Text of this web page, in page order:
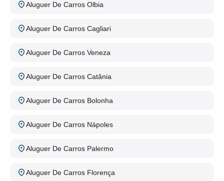
Aluguer De Carros Olbia
Aluguer De Carros Cagliari
Aluguer De Carros Veneza
Aluguer De Carros Catânia
Aluguer De Carros Bolonha
Aluguer De Carros Nápoles
Aluguer De Carros Palermo
Aluguer De Carros Florença